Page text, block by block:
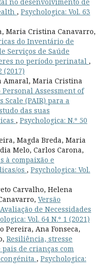
no desenvolvimento de
, Psychologica: Vol. 63
Maria Cristina Canavarro,
do Inventário de
Serviços de Saúde
no período perinatal ,
(2017)
Amaral, Maria Cristina
Personal Assessment of
(PAIR) para a
das suas
, Psychologica: N.º 50
Magda Breda, Maria
Melo, Carlos Carona,
à compaixão e
os , Psychologica: Vol.
Carvalho, Helena
Versão
de Necessidades
Vol. 64 N.º 1 (2021)
Pereira, Ana Fonseca,
Resiliência, stresse
de crianças com
, Psychologica: